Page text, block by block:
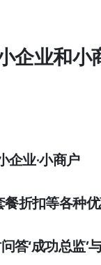
企业和小
企业·小商户
餐折扣等各种
答‘成功总监’